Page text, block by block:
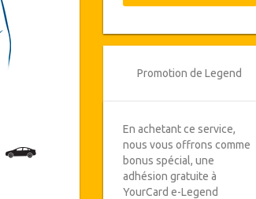
Promotion de Legend
En achetant ce service,
nous vous offrons comme
bonus spécial, une
adhésion gratuite à
YourCard e-Legend